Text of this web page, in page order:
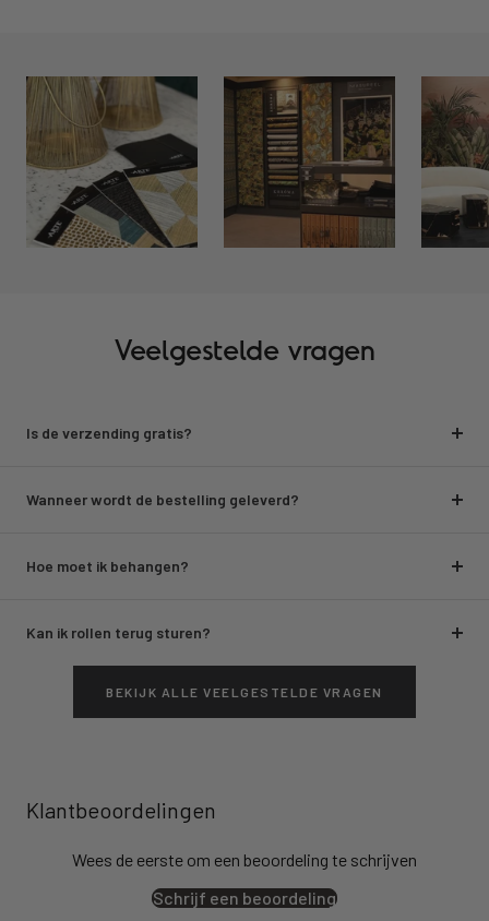
Veelgestelde vragen
Is de verzending gratis?
Wanneer wordt de bestelling geleverd?
Hoe moet ik behangen?
Kan ik rollen terug sturen?
BEKIJK ALLE VEELGESTELDE VRAGEN
Klantbeoordelingen
Wees de eerste om een beoordeling te schrijven
Schrijf een beoordeling